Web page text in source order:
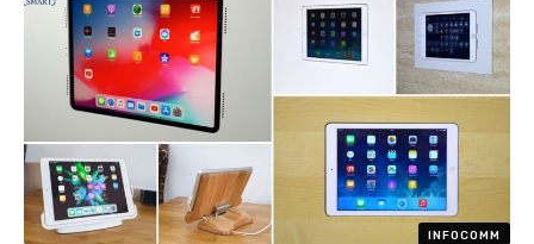
INFOCOMM